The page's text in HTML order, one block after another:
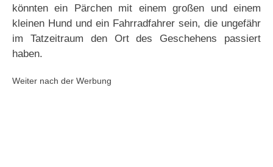
könnten ein Pärchen mit einem großen und einem
kleinen Hund und ein Fahrradfahrer sein, die ungefähr
im Tatzeitraum den Ort des Geschehens passiert
haben.
Weiter nach der Werbung